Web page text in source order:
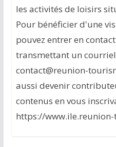
les activités de loisirs
Pour bénéficier d'une
pouvez entrer en
transmettant un
contact@reunion-
aussi devenir
contenus en vous
https://